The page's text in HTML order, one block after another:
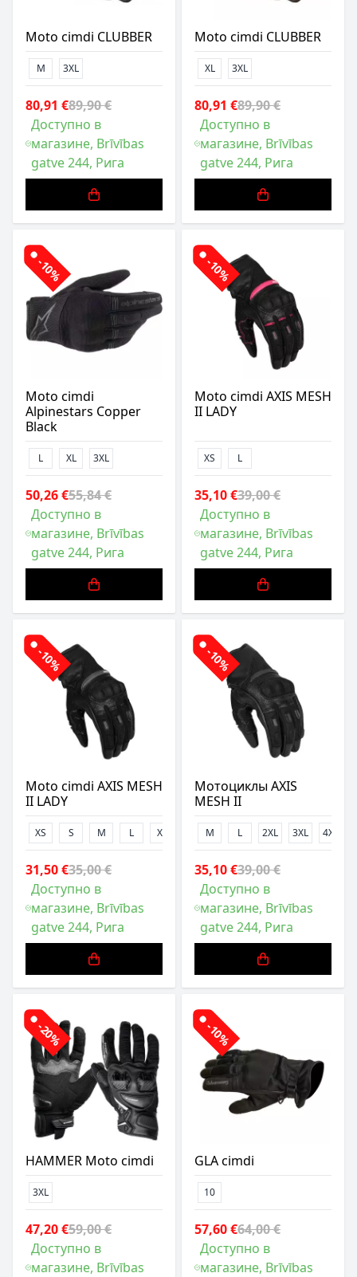
Moto cimdi CLUBBER
M 3XL
80,91 €89,90 €
Доступно в
магазине, Brīvības
gatve 244, Рига
Moto cimdi CLUBBER
XL 3XL
80,91 €89,90 €
Доступно в
магазине, Brīvības
gatve 244, Рига
-10%
Moto cimdi
Alpinestars Copper
Black
L XL 3XL
50,26 €55,84 €
Доступно в
магазине, Brīvības
gatve 244, Рига
-10%
Moto cimdi AXIS MESH
II LADY
XS L
35,10 €39,00 €
Доступно в
магазине, Brīvības
gatve 244, Рига
-10%
Moto cimdi AXIS MESH
II LADY
XS S M L XL
31,50 €35,00 €
Доступно в
магазине, Brīvības
gatve 244, Рига
-10%
Мотоциклы AXIS
MESH II
M L 2XL 3XL 4XL
35,10 €39,00 €
Доступно в
магазине, Brīvības
gatve 244, Рига
-20%
HAMMER Moto cimdi
3XL
47,20 €59,00 €
Доступно в
магазине, Brīvības
-10%
GLA cimdi
10
57,60 €64,00 €
Доступно в
магазине, Brīvības